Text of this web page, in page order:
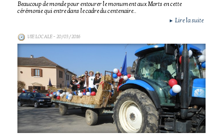
Beaucoup de monde pour entourer le monument aux Morts en cette
cérémonie qui entre dans le cadre du centenaire..
► Lire la suite
VIE LOCALE- 20/03/2016